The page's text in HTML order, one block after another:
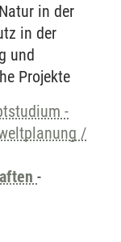
in der
in der
und
Projekte
-
/
-